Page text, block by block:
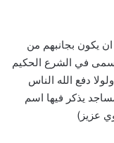
يكون بجانبهم من
يسمى في الشرع الحكيم
دفع الله الناس
يذكر فيها اسم
عزيز)